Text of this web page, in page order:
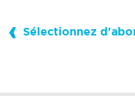
Sélectionnez